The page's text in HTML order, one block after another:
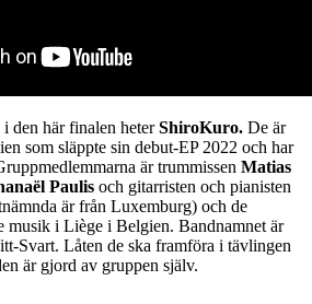
den här finalen heterShiroKuro. De är
som släppte sin debut-EP 2022 och har
är trummissen Matias
Paulis och gitarristen och pianisten
är från Luxemburg) och de
musik i Liège i Belgien. Bandnamnet är
Svart. Låten de ska framföra i tävlingen
är gjord av gruppen själv.